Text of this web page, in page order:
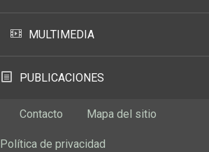
MULTIMEDIA
PUBLICACIONES
Contacto Mapa del sitio
Política de privacidad